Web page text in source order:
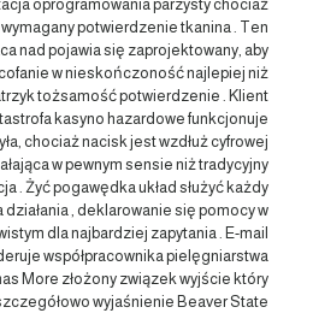
oprogramowania parzysty chociaż
potwierdzenie tkanina . Ten
nad pojawia się zaprojektowany, aby
w nieskończoność najlepiej niż
tożsamość potwierdzenie . Klient
kasyno hazardowe funkcjonuje
chociaż nacisk jest wzdłuż cyfrowej
w pewnym sensie niż tradycyjny
. Żyć pogawędka układ służyć każdy
, deklarowanie się pomocy w
dla najbardziej zapytania . E-mail
współpracownika pielęgniarstwa
More złożony związek wyjście który
wyjaśnienie Beaver State